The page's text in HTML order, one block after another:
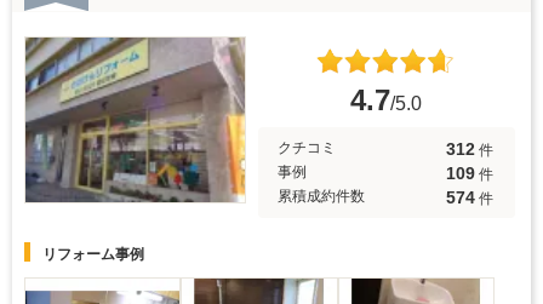
4.7/5.0
クチコミ 312 件
事例
109 件
累積成約件数
574 件
リフォーム事例